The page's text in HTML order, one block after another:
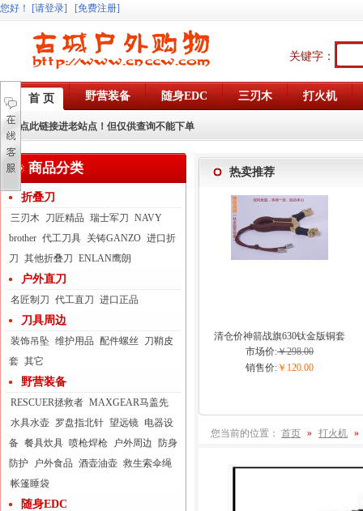
您好 ！ [请登录] [免费注册]
关键字：
首 页 野营装备 随身EDC 三刃木 打火机
点此链接进老站点！但仅供查询不能下单
商品分类
折叠刀
三刃木 刀匠精品 瑞士军刀 NAVY
brother 代工刀具 关铸GANZO 进口折
刀 其他折叠刀 ENLAN鹰朗
户外直刀
名匠制刀 代工直刀 进口正品
刀具周边
装饰吊坠 维护用品 配件螺丝
刀鞘皮
套 其它
野营装备
RESCUER拯救者 MAXGEAR马盖先
水具水壶 罗盘指北针 望远镜 电器设
备 餐具炊具 喷枪焊枪 户外周边
防身
防护
户外食品 酒壶油壶 救生索伞绳
帐篷睡袋
随身EDC
热卖推荐
清仓价神箭战旗630钛金版铜套
弓眼反曲球卡六股弹弓
市场价:￥298.00
销售价: ￥120.00
您当前的位置： 首页 » 打火机 »